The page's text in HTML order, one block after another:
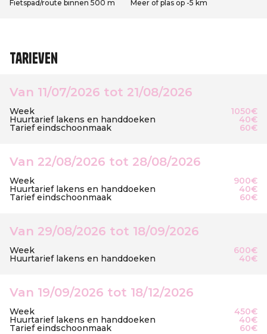
Fietspad/route binnen 500 m Meer of plas op -5 km
Tarieven
Van 11/07/2026 tot 21/08/2026
Week 1050€
Huurtarief lakens en handdoeken 40€
Tarief eindschoonmaak 60€
Van 22/08/2026 tot 28/08/2026
Week 900€
Huurtarief lakens en handdoeken 40€
Tarief eindschoonmaak 60€
Van 29/08/2026 tot 18/09/2026
Week 600€
Huurtarief lakens en handdoeken 40€
Van 19/09/2026 tot 18/12/2026
Week 450€
Huurtarief lakens en handdoeken 40€
Tarief eindschoonmaak 60€